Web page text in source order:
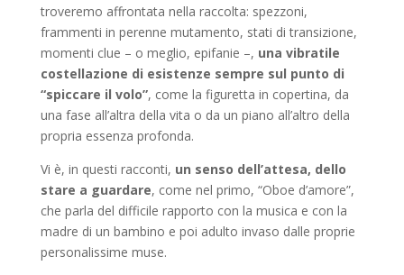
troveremo affrontata nella raccolta: spezzoni,
frammenti in perenne mutamento, stati di transizione,
momenti clue – o meglio, epifanie –, una vibratile
costellazione di esistenze sempre sul punto di
“spiccare il volo”, come la figuretta in copertina, da
una fase all’altra della vita o da un piano all’altro della
propria essenza profonda.
Vi è, in questi racconti, un senso dell’attesa, dello
stare a guardare, come nel primo, “Oboe d’amore”,
che parla del difficile rapporto con la musica e con la
madre di un bambino e poi adulto invaso dalle proprie
personalissime muse.